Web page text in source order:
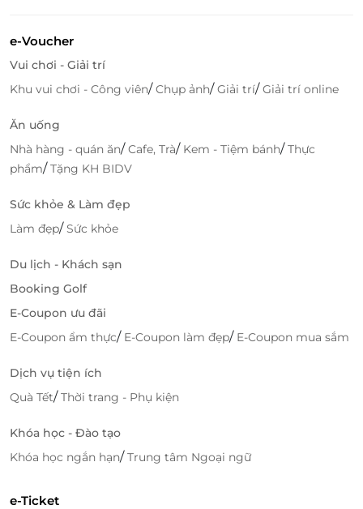
Trò Chơi Team Building & Dân Gian
Để gắn kết mọi người, Sunshine Farm cũng cung
hấp dẫn:
Team building: Nhảy sạp tre Tày Bắc, Ném Còn,
sẽ giúp bạn và đồng đội tăng cường sự hợp tác
và tinh thần đồng đội.
dừa, làm thiệp cỏ, bắn cung, phi tiêu, thả diều…
mang đến cho bạn những giờ phút vui vẻ và
e-Voucher
Vui chơi - Giải trí
Khu vui chơi - Công viên/Chụp ảnh/Giải trí/Giải trí online
Ăn uống
Nhà hàng - quán ăn/Cafe, Trà/ Kem - Tiệm bánh/Thực
phẩm/Tặng KH BIDV
Sức khỏe & Làm đẹp
Làm đẹp/Sức khỏe
Du lịch - Khách sạn
Booking Golf
E-Coupon ưu đãi
E-Coupon ẩm thực/ E-Coupon làm đẹp/ E-Coupon mua sắm
Dịch vụ tiện ích
Quà Tết/Thời trang - Phụ kiện
Khóa học - Đào tạo
Khóa học ngắn hạn/Trung tâm Ngoại ngữ
e-Ticket